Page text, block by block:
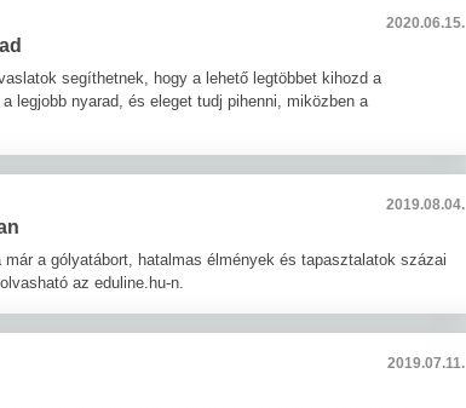
2020.06.15.
segíthetnek, hogy a lehető legtöbbet kihozd a
legjobb nyarad, és eleget tudj pihenni, miközben a
2019.08.04.
a gólyatábort, hatalmas élmények és tapasztalatok százai
az eduline.hu-n.
2019.07.11.